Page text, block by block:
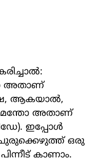
അതാണ്
ആകയാല്‍,
അതാണ്
ഇപ്പോള്‍
ഒരു
കാണാം.